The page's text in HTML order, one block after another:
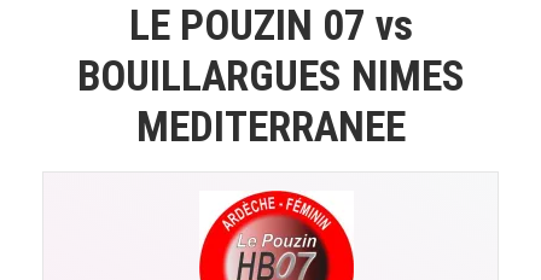
LE POUZIN 07 vs
BOUILLARGUES NIMES
MEDITERRANEE